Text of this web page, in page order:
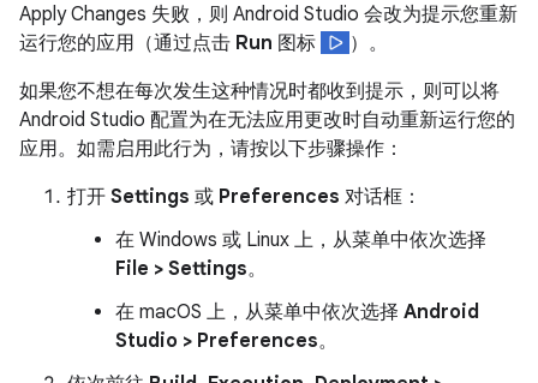
Apply Changes 失败，则 Android Studio 会改为提示您重新
运行您的应用（通过点击 Run 图标
）。
如果您不想在每次发生这种情况时都收到提示，则可以将
Android Studio 配置为在无法应用更改时自动重新运行您的
应用。如需启用此行为，请按以下步骤操作：
打开 Settings 或 Preferences 对话框：
在 Windows 或 Linux 上，从菜单中依次选择
File > Settings。
在 macOS 上，从菜单中依次选择 Android
Studio > Preferences。